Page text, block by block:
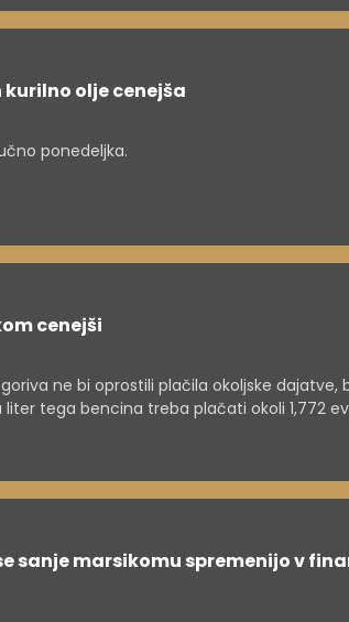
olje cenejša
ponedeljka.
cenejši
ne bi oprostili plačila okoljske dajatve,
tega bencina treba plačati okoli 1,772
sanje marsikomu spremenijo v